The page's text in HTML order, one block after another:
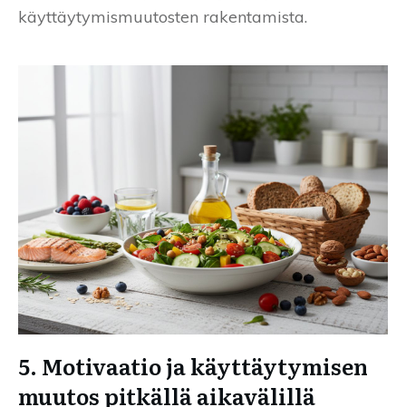
käyttäytymismuutosten rakentamista.
5. Motivaatio ja käyttäytymisen
muutos pitkällä aikavälillä